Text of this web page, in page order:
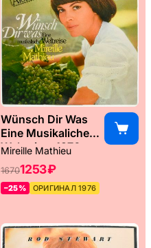
Wünsch Dir Was
Eine Musikaliche
Weltreise, 1976
Mireille Mathieu
16701253 ₽
–25% ОРИГИНАЛ 1976